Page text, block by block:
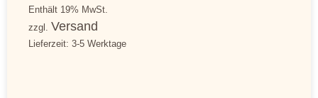
Enthält 19% MwSt.
zzgl. Versand
Lieferzeit: 3-5 Werktage